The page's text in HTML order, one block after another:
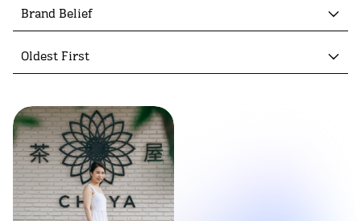
Brand Belief
Oldest First